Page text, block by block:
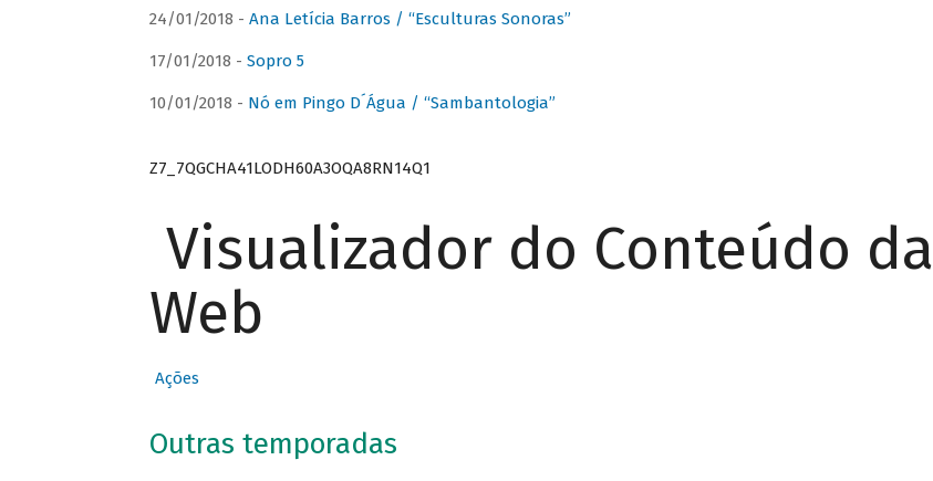
24/01/2018 - Ana Letícia Barros / “Esculturas Sonoras”
17/01/2018 - Sopro 5
10/01/2018 - Nó em Pingo D´Água / “Sambantologia”
Z7_7QGCHA41LODH60A3OQA8RN14Q1
Visualizador do Conteúdo da
Web
Ações
Outras temporadas